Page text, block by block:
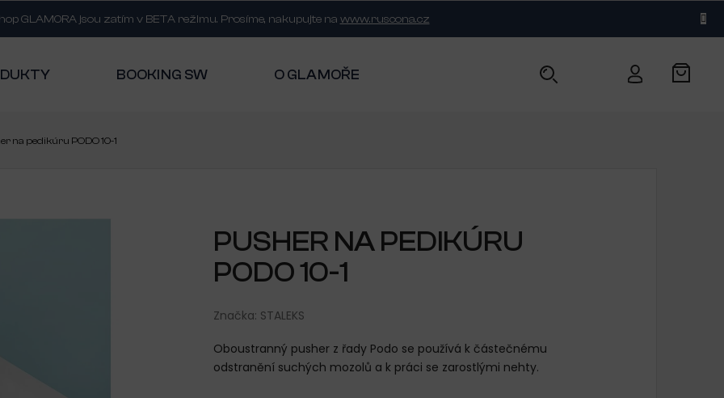
GLAMORA jsou zatím v BETA režimu. Prosíme, nakupujte na www.ruscona.cz
BOOKING SW O GLAMOŘE KONTAKT
na pedikúru PODO 10-1
PUSHER NA PEDIKÚRU
PODO 10-1
Značka: STALEKS
Oboustranný pusher z řady Podo se používá k částečnému
odstranění suchých mozolů a k práci se zarostlými nehty.